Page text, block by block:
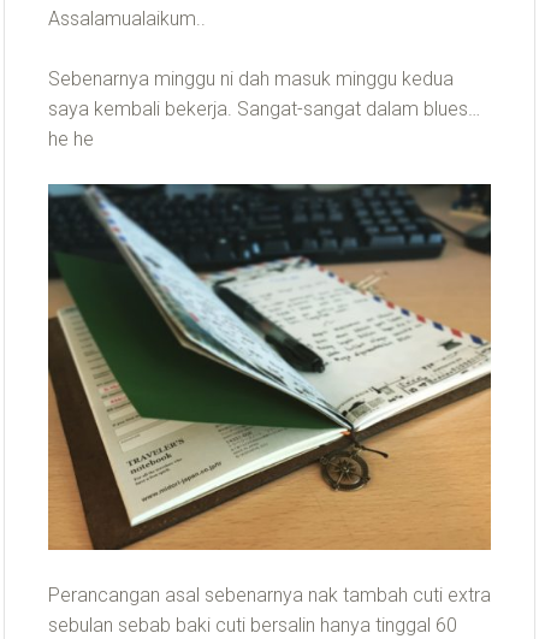
Assalamualaikum..
Sebenarnya minggu ni dah masuk minggu kedua
saya kembali bekerja. Sangat-sangat dalam blues…
he he
Perancangan asal sebenarnya nak tambah cuti extra
sebulan sebab baki cuti bersalin hanya tinggal 60